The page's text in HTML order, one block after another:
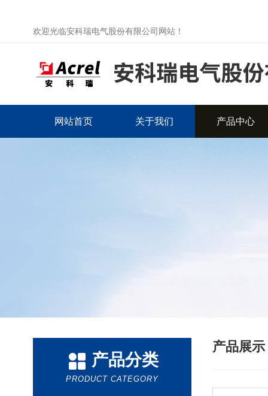
欢迎光临安科瑞电气股份有限公司网站！
网站首页 关于我们 产品中心
产品分类
PRODUCT CATEGORY
产品展示